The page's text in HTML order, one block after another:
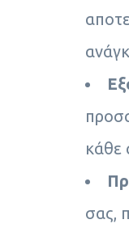
κάθε
σας,